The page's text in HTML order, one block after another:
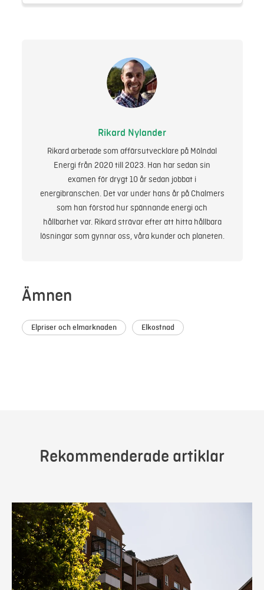
Rikard Nylander
Rikard arbetade som affärsutvecklare på Mölndal
Energi från 2020 till 2023. Han har sedan sin
examen för drygt 10 år sedan jobbat i
energibranschen. Det var under hans år på Chalmers
som han förstod hur spännande energi och
hållbarhet var. Rikard strävar efter att hitta hållbara
lösningar som gynnar oss, våra kunder och planeten.
Ämnen
Elpriser och elmarknaden Elkostnad
Rekommenderade artiklar